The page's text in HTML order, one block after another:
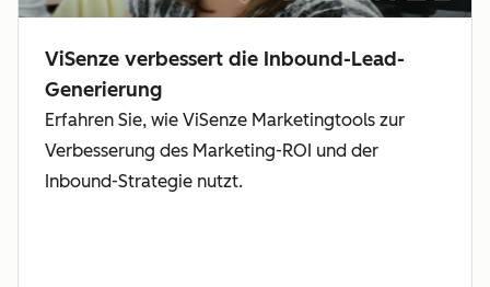
ViSenze verbessert die Inbound-Lead-
Generierung
Erfahren Sie, wie ViSenze Marketingtools zur
Verbesserung des Marketing-ROI und der
Inbound-Strategie nutzt.